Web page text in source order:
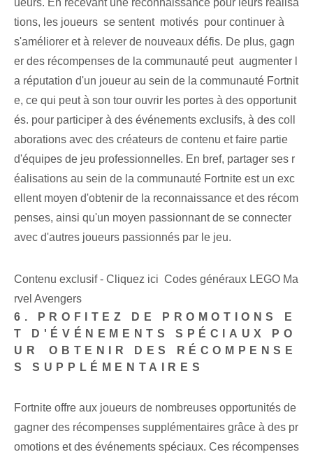
ueurs. En recevant une reconnaissance pour leurs réalisa
tions, les joueurs ⁤ se sentent ⁣ motivés ⁤ pour continuer à
s'améliorer et à relever de nouveaux défis.⁤ De plus,⁤ gagn
er des récompenses de la communauté peut ⁤ augmenter l
a réputation d'un joueur au sein de la communauté Fortnit
e, ce qui peut à son tour ouvrir les portes à des opportunit
és. pour participer à des événements exclusifs, à des coll
aborations avec des créateurs de contenu et faire partie
d'équipes de jeu professionnelles. En bref, partager ses r
éalisations au sein de la communauté Fortnite est un exc
ellent moyen d'obtenir de la reconnaissance et des récom
penses, ainsi qu'un moyen passionnant de se connecter
avec d'autres joueurs passionnés par le jeu.
Contenu exclusif - Cliquez ici Codes généraux LEGO Ma
rvel Avengers
6. PROFITEZ DE PROMOTIONS E
T D'ÉVÉNEMENTS SPÉCIAUX PO
UR ⁢OBTENIR DES RÉCOMPENSE
S SUPPLÉMENTAIRES
Fortnite offre aux joueurs de nombreuses opportunités de
gagner des récompenses supplémentaires grâce à des pr
omotions et des événements spéciaux. Ces récompenses